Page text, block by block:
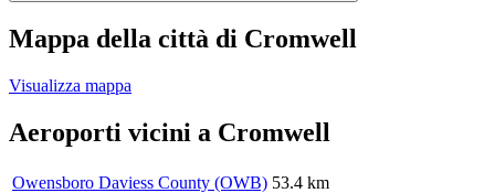
Mappa della città di Cromwell
Visualizza mappa
Aeroporti vicini a Cromwell
Owensboro Daviess County (OWB) 53.4 km